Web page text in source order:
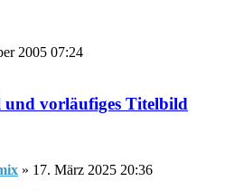
2005 07:24
und vorläufiges Titelbild
» 17. März 2025 20:36